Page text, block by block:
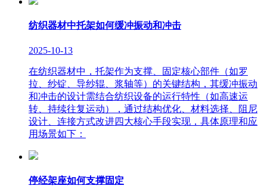
纺织器材中托架如何缓冲振动和冲击
2025-10-13
在纺织器材中，托架作为支撑、固定核心部件（如罗
拉、纱锭、导纱辊、浆轴等）的关键结构，其缓冲振动
和冲击的设计需结合纺织设备的运行特性（如高速运
转、持续往复运动），通过结构优化、材料选择、阻尼
设计、连接方式改进四大核心手段实现，具体原理和应
用场景如下：
停经架座如何支撑固定